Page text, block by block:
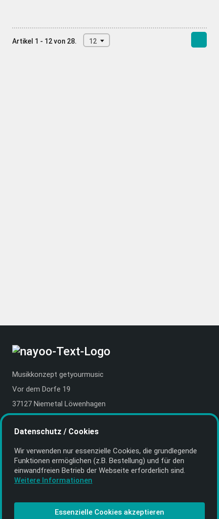
Artikel 1 - 12 von 28. 12
Musikkonzept getyourmusic
Vor dem Dorfe 19
37127 Niemetal Löwenhagen
E-Mail:info@getyourmusic.de
Alle Informationen
Kontakt
CD-Anbieter werden
CD-Anbieter-Login
Datenschutz / Cookies
Wir verwenden nur essenzielle Cookies, die grund­legende
Funktionen ermöglichen (z.B. Bestellung) und für den
einwand­freien Betrieb der Webseite erforderlich sind.
Weitere Informationen
Essenzielle Cookies akzeptieren